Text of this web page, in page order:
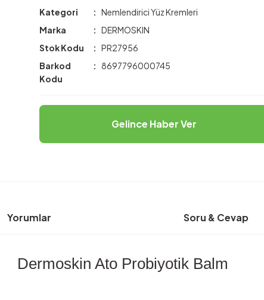
Kategori
Nemlendirici Yüz Kremleri
Marka
DERMOSKIN
Stok Kodu
PR27956
Barkod
Kodu
8697796000745
Gelince Haber Ver
Yorumlar Soru & Cevap
Dermoskin Ato Probiyotik Balm